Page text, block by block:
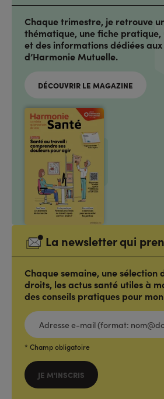
Chaque trimestre, je retrouve
thématique, une fiche
et des informations dédiées
d’Harmonie Mutuelle.
DÉCOUVRIR LE MAGAZINE
La newsletter qui
Chaque semaine, une sélection
droits, les actus santé utiles à
des conseils pratiques pour
ADRESSE
E-
MAIL
(FORMAT:
NOM@DOMAINE.COM)*
* Champ obligatoire
JE M'INSCRIS